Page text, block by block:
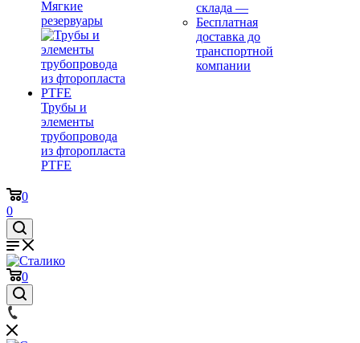
Мягкие
резервуары
Трубы и
элементы
трубопровода
из фторопласта
PTFE
склада —
Бесплатная
доставка до
транспортной
компании
0
0
0